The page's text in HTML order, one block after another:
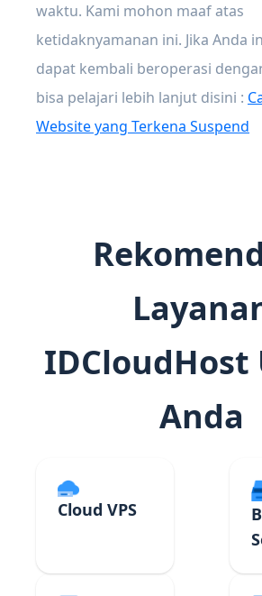
waktu. Kami mohon maaf atas
ketidaknyamanan ini. Jika Anda
dapat kembali beroperasi
bisa pelajari lebih lanjut disini :
Website yang Terkena Suspend
Anda
Cloud VPS